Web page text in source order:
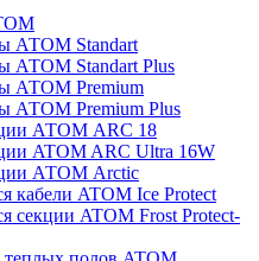
АТОМ Standart
АТОМ Standart Plus
АТОМ Premium
АТОМ Premium Plus
АТОМ ARC 18
ATOM ARC Ultra 16W
АТОМ Arctic
кабели ATOM Ice Protect
секции ATOM Frost Protect-